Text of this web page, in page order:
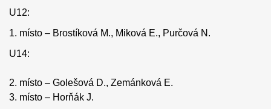
U12:
1. místo – Brostíková M., Miková E., Purčová N.
U14:
2. místo – Golešová D., Zemánková E.
3. místo – Horňák J.